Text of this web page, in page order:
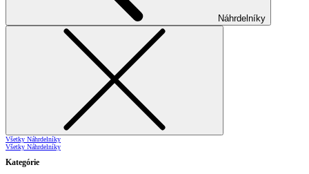
Náhrdelníky
Všetky Náhrdelníky
Všetky Náhrdelníky
Kategórie